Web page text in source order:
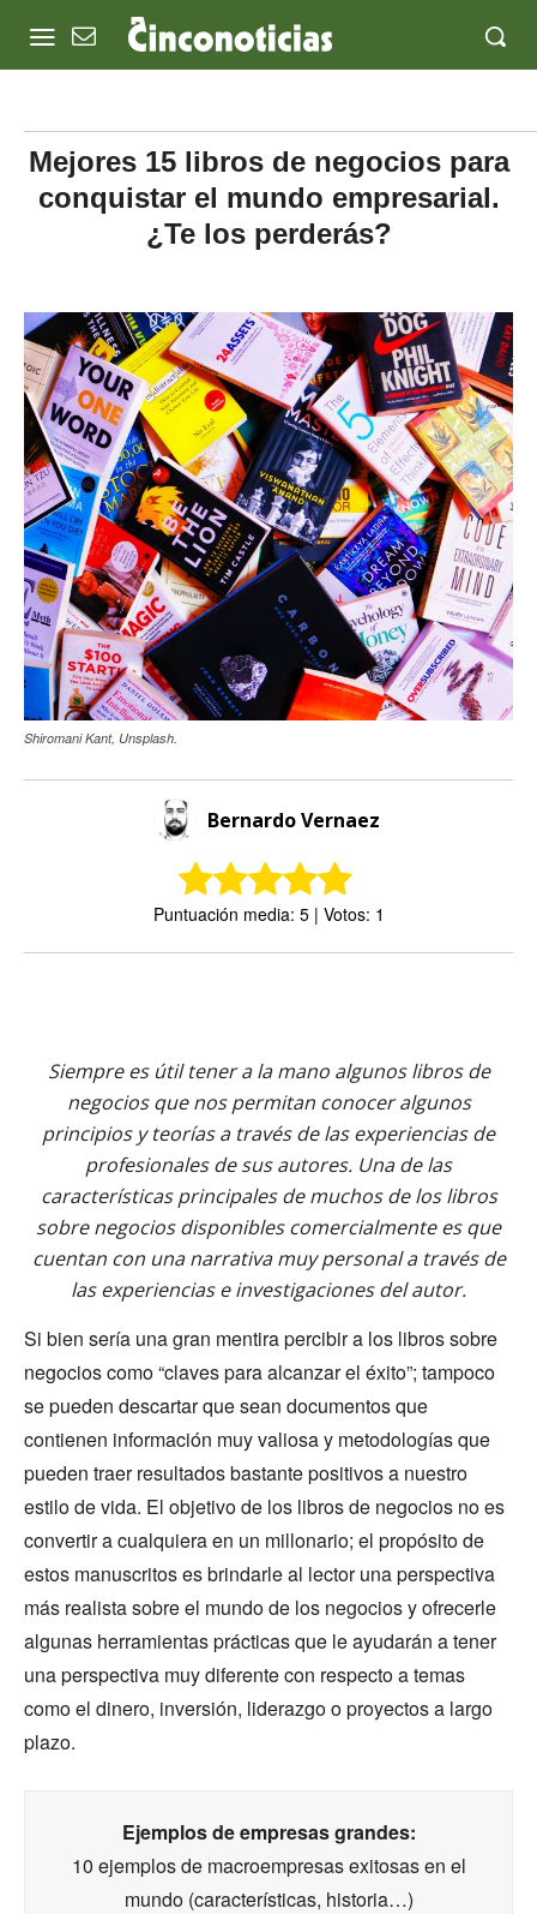
Mejores 15 libros de negocios para
conquistar el mundo empresarial.
¿Te los perderás?
Shiromani Kant, Unsplash.
Bernardo Vernaez
Puntuación media: 5 | Votos: 1
Siempre es útil tener a la mano algunos libros de
negocios que nos permitan conocer algunos
principios y teorías a través de las experiencias de
profesionales de sus autores. Una de las
características principales de muchos de los libros
sobre negocios disponibles comercialmente es que
cuentan con una narrativa muy personal a través de
las experiencias e investigaciones del autor.
Si bien sería una gran mentira percibir a los libros sobre
negocios como “claves para alcanzar el éxito”; tampoco
se pueden descartar que sean documentos que
contienen información muy valiosa y metodologías que
pueden traer resultados bastante positivos a nuestro
estilo de vida. El objetivo de los libros de negocios no es
convertir a cualquiera en un millonario; el propósito de
estos manuscritos es brindarle al lector una perspectiva
más realista sobre el mundo de los negocios y ofrecerle
algunas herramientas prácticas que le ayudarán a tener
una perspectiva muy diferente con respecto a temas
como el dinero, inversión, liderazgo o proyectos a largo
plazo.
Ejemplos de empresas grandes:
10 ejemplos de macroempresas exitosas en el
mundo (características, historia…)